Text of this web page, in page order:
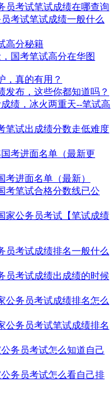
员考试笔试成绩在哪查询
考试笔试成绩一般什么
高分秘籍
国考笔试高分在华图
，真的有用？
发布，这些你都知道吗？
成绩，冰火两重天--笔试高
笔试出成绩分数走低难度
国考进面名单（最新更
考进面名单（最新）
考笔试合格分数线已公
家公务员考试【笔试成绩
员考试成绩排名一般什么
员考试成绩出成绩的时候
公务员考试成绩排名怎么
公务员考试笔试成绩排名
公务员考试怎么知道自己
公务员考试怎么看自己排